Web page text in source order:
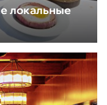
локальные